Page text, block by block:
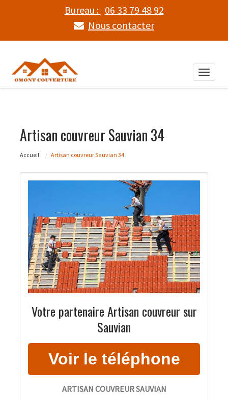
Bureau : 06 33 79 48 92
Nous contacter
Toggle
Artisan couvreur Sauvian 34
Accueil Artisan couvreur Sauvian 34
Votre partenaire Artisan couvreur sur
Sauvian
ARTISAN COUVREUR SAUVIAN